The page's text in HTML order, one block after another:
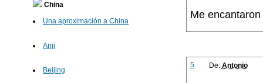
China
Una aproximación a China
Anji
Beijing
Me
5 De: Antonio